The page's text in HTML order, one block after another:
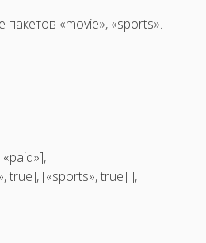
«movie», «sports».
true], [«sports», true] ],